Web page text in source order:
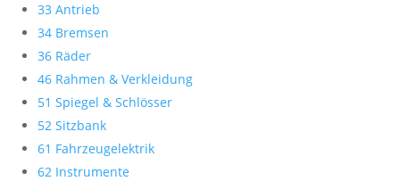
33 Antrieb
34 Bremsen
36 Räder
46 Rahmen & Verkleidung
51 Spiegel & Schlösser
52 Sitzbank
61 Fahrzeugelektrik
62 Instrumente